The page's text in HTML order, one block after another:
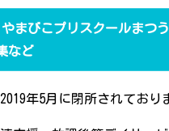
まびこプリスクールまつ
など
年5月に閉所されており